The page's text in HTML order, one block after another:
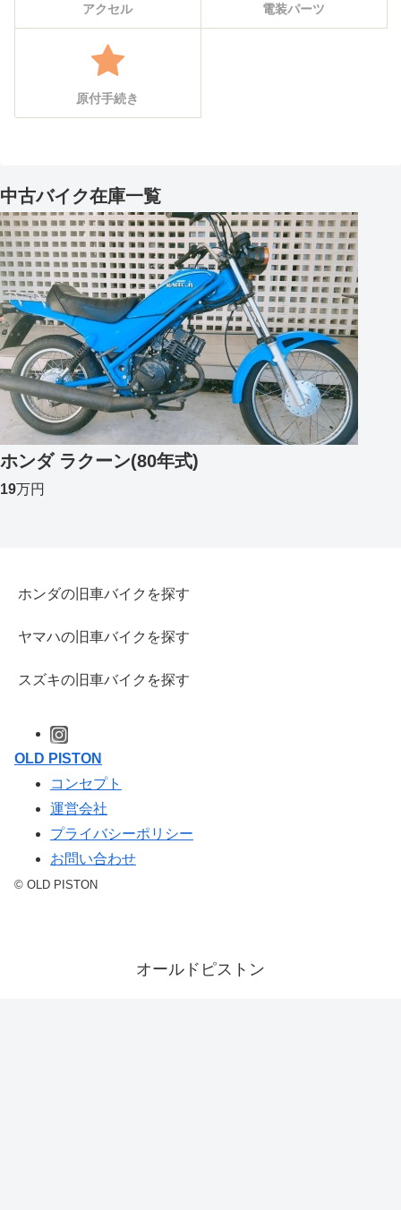
アクセル 電装パーツ
原付手続き
中古バイク在庫一覧
ホンダ ラクーン(80年式)
19万円
ホンダの旧車バイクを探す
ヤマハの旧車バイクを探す
スズキの旧車バイクを探す
OLD PISTON
コンセプト
運営会社
プライバシーポリシー
お問い合わせ
© OLD PISTON
オールドピストン